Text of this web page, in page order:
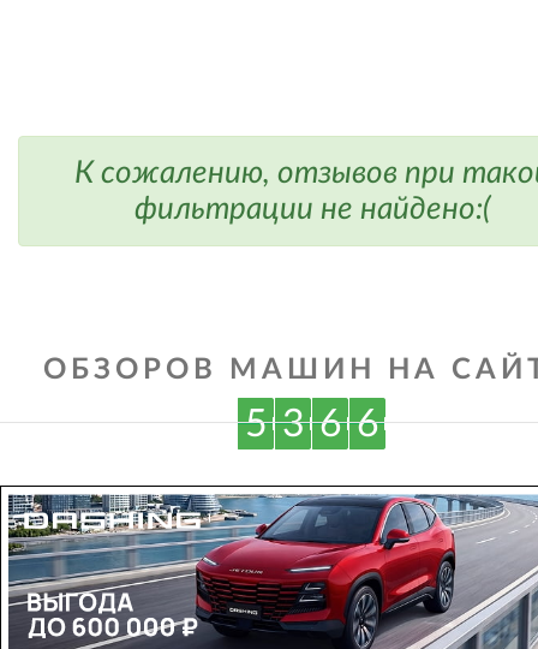
К сожалению, отзывов при
фильтрации не найдено:(
ОБЗОРОВ МАШИН НА
5 3 6 6